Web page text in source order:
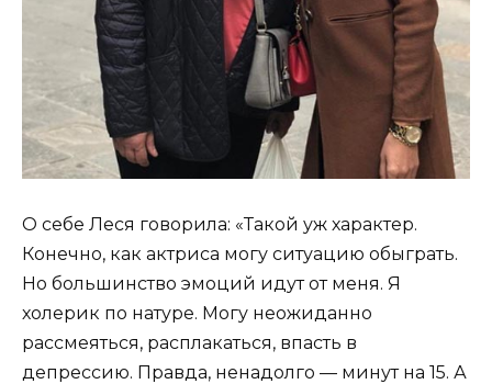
О себе Леся говорила: «Такой уж характер.
Конечно, как актриса могу ситуацию обыграть.
Но большинство эмоций идут от меня. Я
холерик по натуре. Могу неожиданно
рассмеяться, расплакаться, впасть в
депрессию. Правда, ненадолго — минут на 15. А